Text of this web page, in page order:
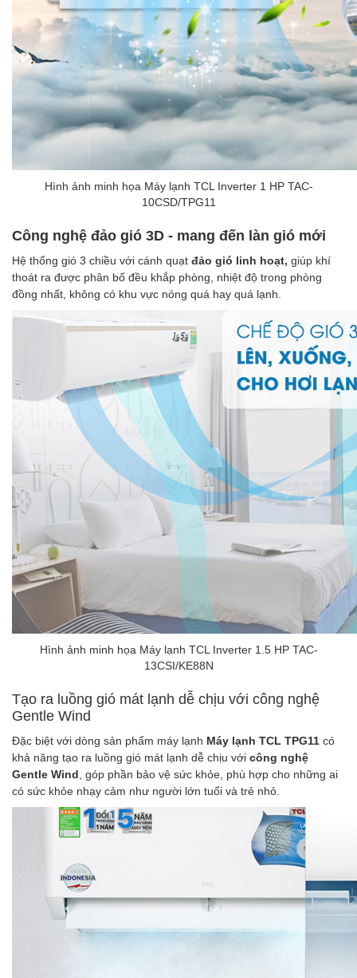
Hình ảnh minh họa Máy lạnh TCL Inverter 1 HP TAC-
10CSD/TPG11
Công nghệ đảo gió 3D - mang đến làn gió mới
Hệ thống gió 3 chiều với cánh quạt đảo gió linh hoạt, giúp khí
thoát ra được phân bố đều khắp phòng, nhiệt độ trong phòng
đồng nhất, không có khu vực nóng quá hay quá lạnh.
Hình ảnh minh họa Máy lạnh TCL Inverter 1.5 HP TAC-
13CSI/KE88N
Tạo ra luồng gió mát lạnh dễ chịu với công nghệ
Gentle Wind
Đặc biệt với dòng sản phẩm máy lạnh Máy lạnh TCL TPG11 có
khả năng tạo ra luồng gió mát lạnh dễ chịu với công nghệ
Gentle Wind , góp phần bảo vệ sức khỏe, phù hợp cho những ai
có sức khỏe nhạy cảm như người lớn tuổi và trẻ nhỏ.